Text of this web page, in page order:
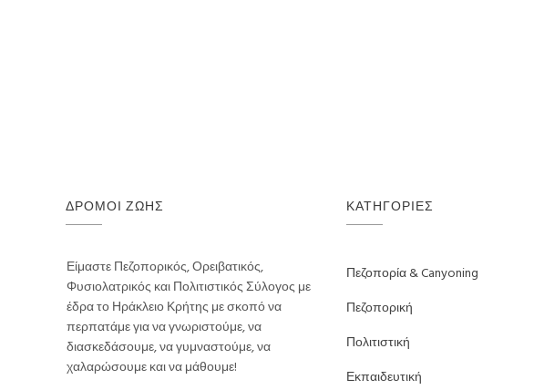
ΔΡΌΜΟΙ ΖΩΉΣ
Είμαστε Πεζοπορικός, Ορειβατικός,
Φυσιολατρικός και Πολιτιστικός Σύλογος με
έδρα το Ηράκλειο Κρήτης με σκοπό να
περπατάμε για να γνωριστούμε, να
διασκεδάσουμε, να γυμναστούμε, να
χαλαρώσουμε και να μάθουμε!
ΚΑΤΗΓΟΡΊΕΣ
Πεζοπορία & Canyoning
Πεζοπορική
Πολιτιστική
Εκπαιδευτική